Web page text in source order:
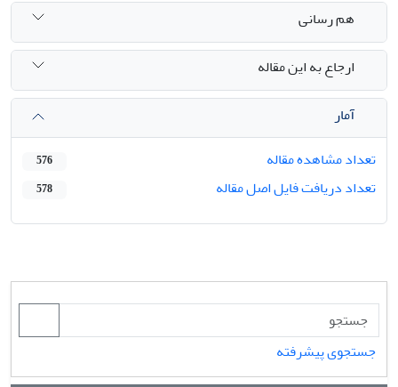
هم رسانی
ارجاع به این مقاله
آمار
تعداد مشاهده مقاله
576
تعداد دریافت فایل اصل مقاله 578
جستجوی پیشرفته